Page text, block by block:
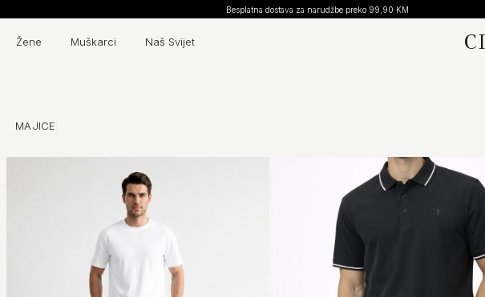
Otkrijte našu novu kolekciju
Žene Muškarci Naš Svijet
MAJICE